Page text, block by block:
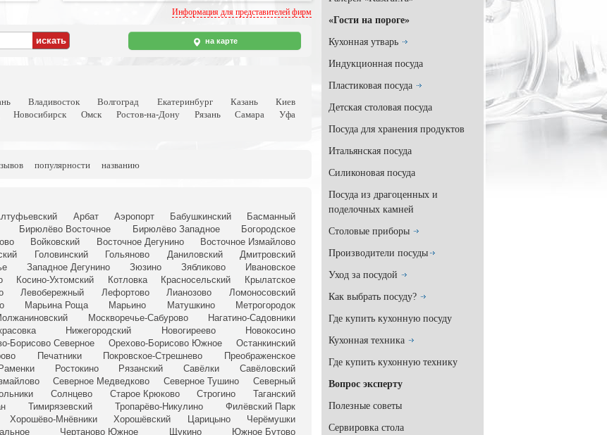
Информация для представителей фирм
на карте
Владивосток Волгоград Екатеринбург Казань
Киев
Новосибирск Омск Ростов-на-Дону Рязань Самара
Уфа
популярности названию
Арбат Аэропорт Бабушкинский
Басманный
Бирюлёво Восточное Бирюлёво Западное
Богородское
Войковский Восточное Дегунино
Восточное Измайлово
Головинский Гольяново Даниловский
Дмитровский
Западное Дегунино Зюзино Зябликово
Ивановское
Косино-Ухтомский Котловка Красносельский
Крылатское
Левобережный Лефортово Лианозово
Ломоносовский
Марьина Роща Марьино Матушкино
Метрогородок
Москворечье-Сабурово
Нагатино-Садовники
Нижегородский Новогиреево
Новокосино
Борисово Северное Орехово-Борисово Южное
Останкинский
Печатники Покровское-Стрешнево
Преображенское
Раменки Ростокино Рязанский Савёлки
Савёловский
Северное Медведково Северное Тушино
Северный
Солнцево Старое Крюково Строгино
Таганский
Тимирязевский Тропарёво-Никулино
Филёвский Парк
Хорошёво-Мнёвники Хорошёвский Царицыно
Черёмушки
Чертаново Южное Щукино Южное Бутово
«Гости на пороге»
Кухонная утварь
Индукционная посуда
Пластиковая посуда
Детская столовая посуда
Посуда для хранения продуктов
Итальянская посуда
Силиконовая посуда
Посуда из драгоценных и
поделочных камней
Столовые приборы
Производители посуды
Уход за посудой
Как выбрать посуду?
Где купить кухонную посуду
Кухонная техника
Где купить кухонную технику
Вопрос эксперту
Полезные советы
Сервировка стола